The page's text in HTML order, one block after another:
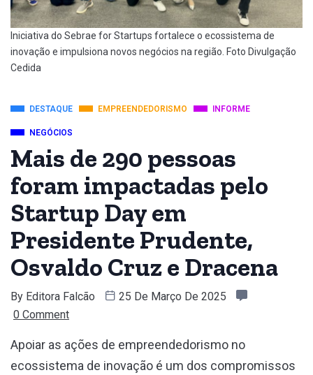
Iniciativa do Sebrae for Startups fortalece o ecossistema de
inovação e impulsiona novos negócios na região. Foto Divulgação
Cedida
DESTAQUE EMPREENDEDORISMO INFORME
NEGÓCIOS
Mais de 290 pessoas
foram impactadas pelo
Startup Day em
Presidente Prudente,
Osvaldo Cruz e Dracena
By Editora Falcão
25 De Março De 2025
0 Comment
Apoiar as ações de empreendedorismo no
ecossistema de inovação é um dos compromissos